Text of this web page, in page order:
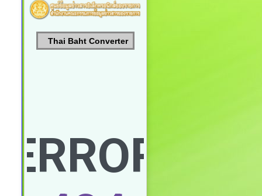
Thai Baht Converter